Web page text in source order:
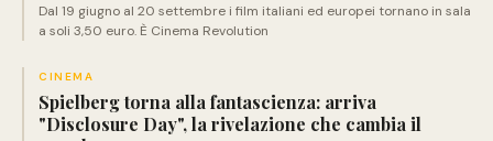
Dal 19 giugno al 20 settembre i film italiani ed europei tornano in sala
a soli 3,50 euro. È Cinema Revolution
CINEMA
Spielberg torna alla fantascienza: arriva
"Disclosure Day", la rivelazione che cambia il